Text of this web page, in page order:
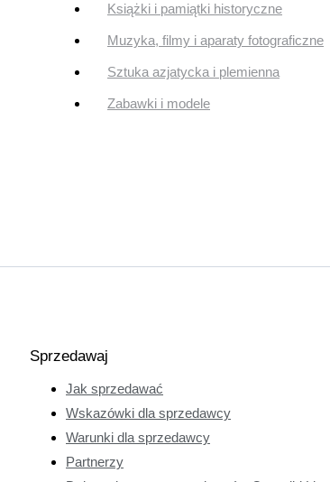
Książki i pamiątki historyczne
Muzyka, filmy i aparaty fotograficzne
Sztuka azjatycka i plemienna
Zabawki i modele
Sprzedawaj
Jak sprzedawać
Wskazówki dla sprzedawcy
Warunki dla sprzedawcy
Partnerzy